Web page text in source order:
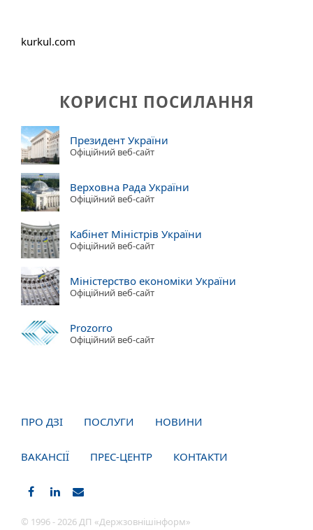
kurkul.com
КОРИСНІ ПОСИЛАННЯ
Президент України
Офіційний веб-сайт
Верховна Рада України
Офіційний веб-сайт
Кабінет Міністрів України
Офіційний веб-сайт
Міністерство економіки України
Офіційний веб-сайт
Prozorro
Офіційний веб-сайт
ПРО ДЗІ ПОСЛУГИ НОВИНИ
ВАКАНСІЇ ПРЕС-ЦЕНТР КОНТАКТИ
© 1996 - 2026 ДП «Держзовнішінформ»